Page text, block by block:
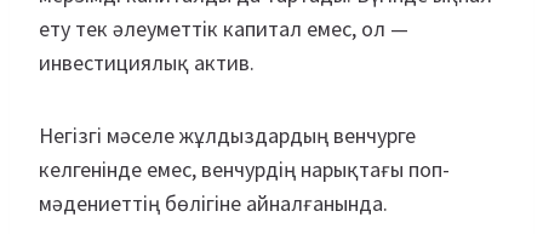
ету тек әлеуметтік капитал емес, ол —
инвестициялық актив.
Негізгі мәселе жұлдыздардың венчурге
келгенінде емес, венчурдің нарықтағы поп-
мәдениеттің бөлігіне айналғанында.